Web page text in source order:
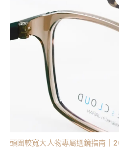
頭圍較寬大人物專屬選鏡指南｜